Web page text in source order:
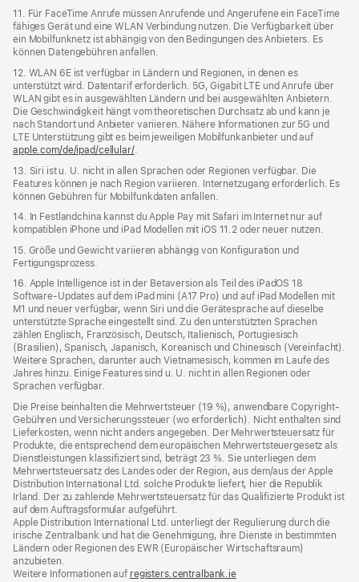
11. Für FaceTime Anrufe müssen Anrufende und Angerufene ein FaceTime
fähiges Gerät und eine WLAN Verbindung nutzen. Die Verfügbarkeit über
ein Mobilfunknetz ist abhängig von den Bedingungen des Anbieters. Es
können Datengebühren anfallen.
12. WLAN 6E ist verfügbar in Ländern und Regionen, in denen es
unterstützt wird. Datentarif erforderlich. 5G, Gigabit LTE und Anrufe über
WLAN gibt es in ausgewählten Ländern und bei ausgewählten Anbietern.
Die Geschwindigkeit hängt vom theoretischen Durchsatz ab und kann je
nach Standort und Anbieter variieren. Nähere Informationen zur 5G und
LTE Unterstützung gibt es beim jeweiligen Mobilfunkanbieter und auf
apple.com/de/ipad/cellular/.
13. Siri ist u. U. nicht in allen Sprachen oder Regionen verfügbar. Die
Features können je nach Region variieren. Internetzugang erforderlich. Es
können Gebühren für Mobilfunkdaten anfallen.
14. In Festlandchina kannst du Apple Pay mit Safari im Internet nur auf
kompatiblen iPhone und iPad Modellen mit iOS 11.2 oder neuer nutzen.
15. Größe und Gewicht variieren abhängig von Konfiguration und
Fertigungsprozess.
16. Apple Intelligence ist in der Betaversion als Teil des iPadOS 18
Software-Updates auf dem iPad mini (A17 Pro) und auf iPad Modellen mit
M1 und neuer verfügbar, wenn Siri und die Gerätesprache auf dieselbe
unterstützte Sprache eingestellt sind. Zu den unterstützten Sprachen
zählen Englisch, Französisch, Deutsch, Italienisch, Portugiesisch
(Brasilien), Spanisch, Japanisch, Koreanisch und Chinesisch (Vereinfacht).
Weitere Sprachen, darunter auch Vietnamesisch, kommen im Laufe des
Jahres hinzu. Einige Features sind u. U. nicht in allen Regionen oder
Sprachen verfügbar.
Die Preise beinhalten die Mehrwertsteuer (19 %), anwendbare Copyright-
Gebühren und Versicherungssteuer (wo erforderlich). Nicht enthalten sind
Lieferkosten, wenn nicht anders angegeben. Der Mehrwertsteuersatz für
Produkte, die entsprechend dem europäischen Mehrwertsteuergesetz als
Dienstleistungen klassifiziert sind, beträgt 23 %. Sie unterliegen dem
Mehrwertsteuersatz des Landes oder der Region, aus dem/aus der Apple
Distribution International Ltd. solche Produkte liefert, hier die Republik
Irland. Der zu zahlende Mehrwertsteuersatz für das Qualifizierte Produkt ist
auf dem Auftragsformular aufgeführt.
Apple Distribution International Ltd. unterliegt der Regulierung durch die
irische Zentralbank und hat die Genehmigung, ihre Dienste in bestimmten
Ländern oder Regionen des EWR (Europäischer Wirtschaftsraum)
anzubieten.
Weitere Informationen auf registers.centralbank.ie